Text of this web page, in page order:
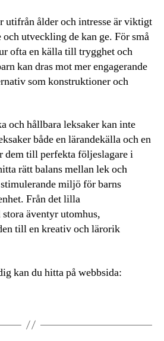
utifrån ålder och intresse är viktigt
utveckling de kan ge. För små
ofta en källa till trygghet och
kan dras mot mer engagerande
som konstruktioner och
och hållbara leksaker kan inte
både en lärandekälla och en
dem till perfekta följeslagare i
rätt balans mellan lek och
miljö för barns
Från det lilla
äventyr utomhus,
till en kreativ och lärorik
kan du hitta på webbsida: